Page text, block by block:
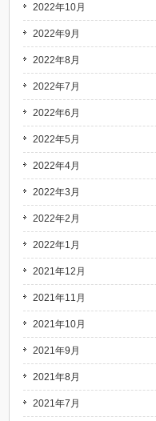
2022年10月
2022年9月
2022年8月
2022年7月
2022年6月
2022年5月
2022年4月
2022年3月
2022年2月
2022年1月
2021年12月
2021年11月
2021年10月
2021年9月
2021年8月
2021年7月